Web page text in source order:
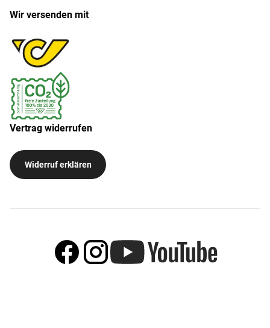
Wir versenden mit
Vertrag widerrufen
Widerruf erklären